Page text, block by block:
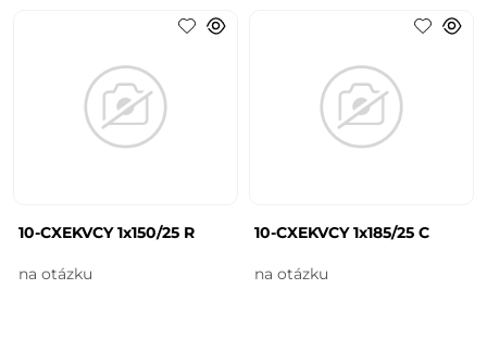
10-CXEKVCY 1x150/25 R
na otázku
10-CXEKVCY 1x185/25 C
na otázku